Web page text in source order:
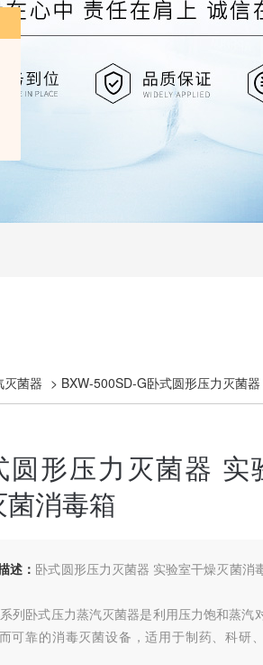
灭菌器 > BXW-500SD-G卧式圆形压力灭菌器 实验室干
圆形压力灭菌器 实
消毒箱
述： 卧式圆形压力灭菌器 实验室干燥灭菌消
列卧式压力蒸汽灭菌器是利用压力饱和蒸汽
可靠的消毒灭菌设备，适用于制药、科研